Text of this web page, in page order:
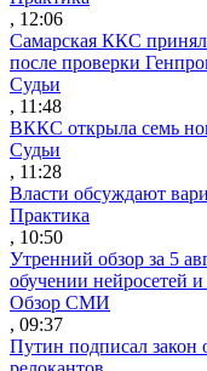
, 12:06
Самарская ККС
после проверки
Судьи
, 11:48
ВККС открыла семь
Судьи
, 11:28
Власти обсуждают
Практика
, 10:50
Утренний обзор за 5
обучении нейросетей
Обзор СМИ
, 09:37
Путин подписал закон